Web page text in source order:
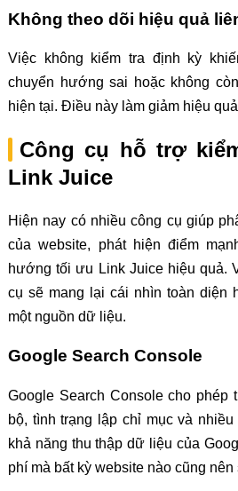
Không theo dõi hiệu quả
Việc không kiểm tra định kỳ
chuyển hướng sai hoặc không
hiện tại. Điều này làm giảm hiệu
Công cụ hỗ trợ
Link Juice
Hiện nay có nhiều công cụ giúp
của website, phát hiện điểm
hướng tối ưu Link Juice hiệu quả.
cụ sẽ mang lại cái nhìn toàn diện
một nguồn dữ liệu.
Google Search Console
Google Search Console cho phép
bộ, tình trạng lập chỉ mục và
khả năng thu thập dữ liệu của
phí mà bất kỳ website nào cũng nên